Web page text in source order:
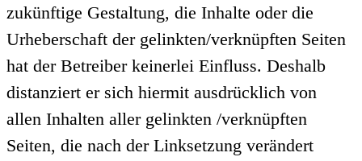
zukünftige Gestaltung, die Inhalte oder die
Urheberschaft der gelinkten/verknüpften Seiten
hat der Betreiber keinerlei Einfluss. Deshalb
distanziert er sich hiermit ausdrücklich von
allen Inhalten aller gelinkten /verknüpften
Seiten, die nach der Linksetzung verändert